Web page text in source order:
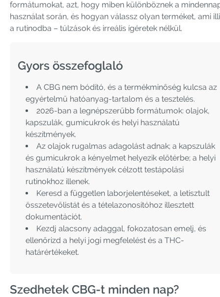
formátumokat, azt, hogy miben különböznek a
használat során, és hogyan válassz olyan terméket, ami
a rutinodba – túlzások és irreális ígéretek nélkül.
Gyors összefoglaló
A CBG nem bódító, és a termékminőség kulcsa az
egyértelmű hatóanyag-tartalom és a tesztelés.
2026-ban a legnépszerűbb formátumok: olajok,
kapszulák, gumicukrok és helyi használatú
készítmények.
Az olajok rugalmas adagolást adnak; a kapszulák
és gumicukrok a kényelmet helyezik előtérbe; a helyi
használatú készítmények célzott testápolási
rutinokhoz illenek.
Keresd a független laborjelentéseket, a letisztult
összetevőlistát és a tételazonosítóhoz illesztett
dokumentációt.
Kezdj alacsony adaggal, fokozatosan emelj, és
ellenőrizd a helyi jogi megfelelést és a THC-
határértékeket.
Szedhetek CBG-t minden nap?